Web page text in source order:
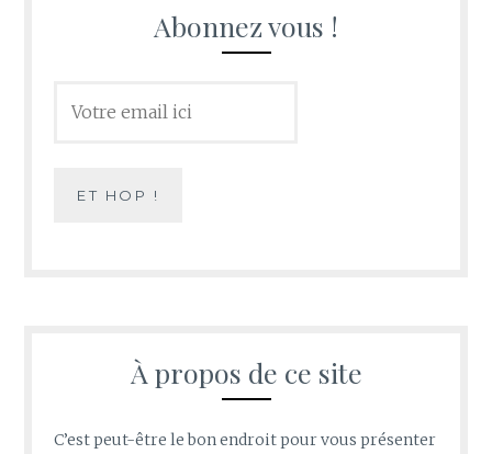
Abonnez vous !
À propos de ce site
C’est peut-être le bon endroit pour vous présenter